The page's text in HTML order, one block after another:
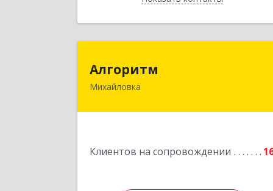
Алгоритм
Михайловка
Клиентов на сопровождении